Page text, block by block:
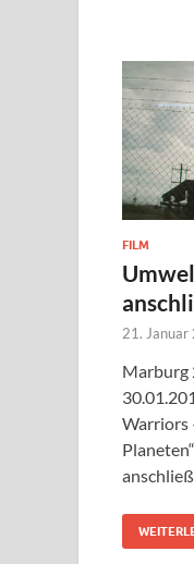
FILM
21. Januar
Marburg
Warriors